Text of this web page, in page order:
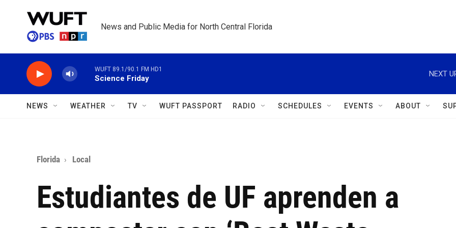
News and Public Media for North Central Florida
WUFT 89.1/90.1 FM HD1
Science Friday
NEXT
NEWS WEATHER TV WUFT PASSPORT RADIO SCHEDULES EVENTS ABOUT
Florida Local
Estudiantes de UF aprenden a